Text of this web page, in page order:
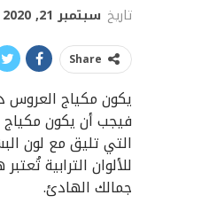
تاريخ سبتمبر 21, 2020
Share
يكون مكياج العروس
فيجب أن يكون مكياج
التي تليق مع لون
للألوان الترابية
جمالك الهادئ.